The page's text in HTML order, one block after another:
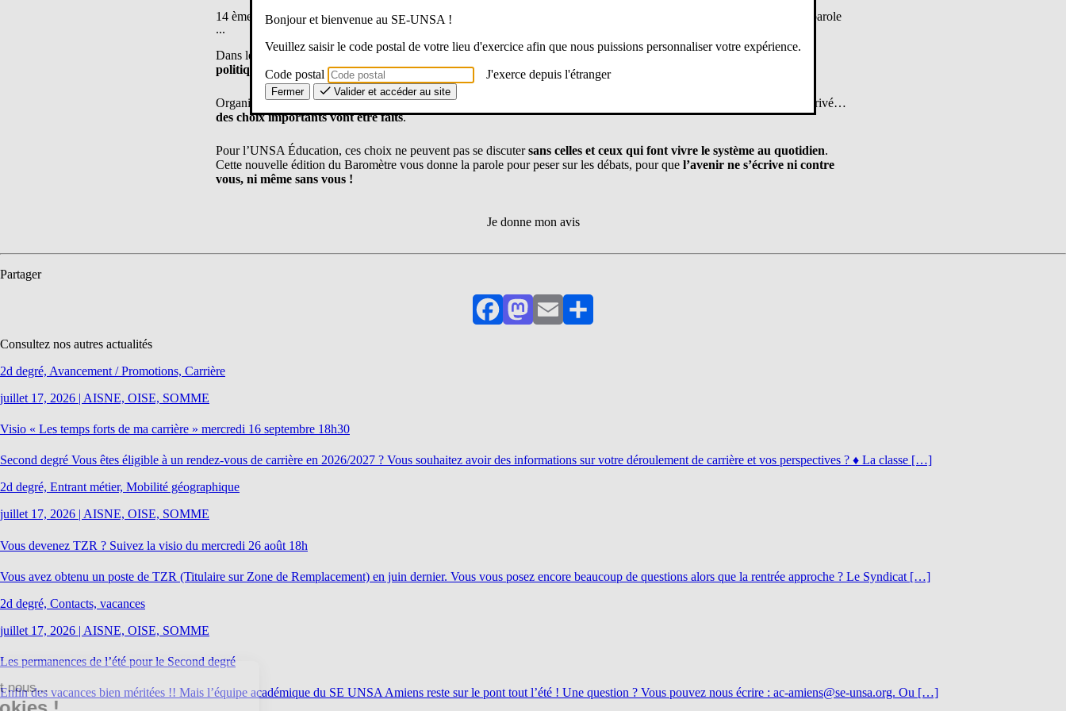
14 ème édition du baromètre UNSA de nos métiers : Des choix importants vont être faits, nous voulons vous donner la parole
...
Dans les mois à venir, le système éducatif et nos métiers de l’éducation et de la formation serontau cœur des débats
politiques avec l’élection présidentielle de 2027.
Organisation du système éducatif et de formation, conditions de travail, évolution des métiers, place de l’enseignement privé…
des choix importants vont être faits.
Pour l’UNSA Éducation, ces choix ne peuvent pas se discutersans celles et ceux qui font vivre le système au quotidien.
Cette nouvelle édition du Baromètre vous donne la parole pour peser sur les débats, pour que l’avenir ne s’écrive ni contre
vous, ni même sans vous !
Je donne mon avis
Partager
FacebookMastodon
EmailPartager
Consultez nos autres actualités
2d degré, Avancement / Promotions, Carrière
juillet 17, 2026 | AISNE, OISE, SOMME
Visio « Les temps forts de ma carrière » mercredi 16 septembre 18h30
Second degré Vous êtes éligible à un rendez-vous de carrière en 2026/2027 ? Vous souhaitez avoir des informations sur votre déroulement de carrière et vos perspectives ? ♦ La classe […]
2d degré, Entrant métier, Mobilité géographique
juillet 17, 2026 | AISNE, OISE, SOMME
Vous devenez TZR ? Suivez la visio du mercredi 26 août 18h
Vous avez obtenu un poste de TZR (Titulaire sur Zone de Remplacement) en juin dernier. Vous vous posez encore beaucoup de questions alors que la rentrée approche ? Le Syndicat […]
2d degré, Contacts, vacances
juillet 17, 2026 | AISNE, OISE, SOMME
Les permanences de l’été pour le Second degré
Enfin des vacances bien méritées !! Mais l’équipe académique du SE UNSA Amiens reste sur le pont tout l’été ! Une question ? Vous pouvez nous écrire : ac-amiens@se-unsa.org. Ou […]
Bonjour et bienvenue au SE-UNSA !
Veuillez saisir le code postal de votre lieu d'exercice afin que nous puissions personnaliser votre expérience.
Code postal J'exerce depuis l'étranger
Fermer Valider et accéder au site